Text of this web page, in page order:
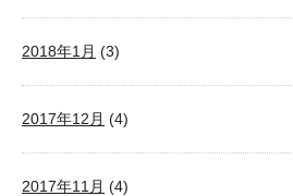
2018年1月 (3)
2017年12月 (4)
2017年11月 (4)